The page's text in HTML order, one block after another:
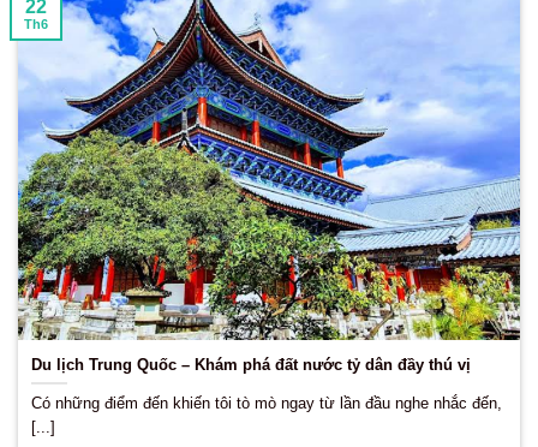
Du lịch Trung Quốc – Khám phá đất nước tỷ dân đầy thú vị
Có những điểm đến khiến tôi tò mò ngay từ lần đầu nghe nhắc đến,
[...]
22
Th6